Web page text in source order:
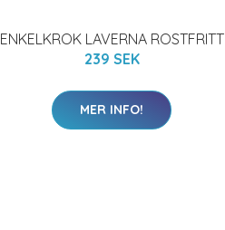
ENKELKROK LAVERNA ROSTFRITT
239 SEK
MER INFO!